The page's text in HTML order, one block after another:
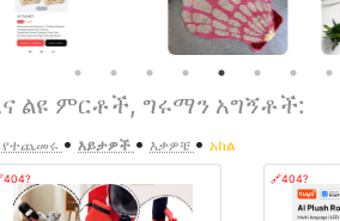
ልዩ ምርቶች, ግሩማን አግኝቶች:
የተጨመሩ • እይታዎች • እቃዎቼ • አክል
🔗404?